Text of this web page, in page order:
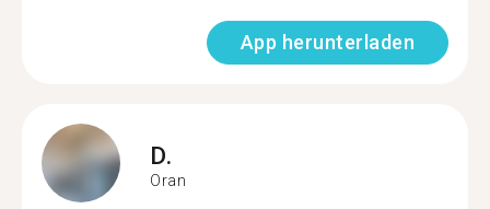
App herunterladen
D.
Oran